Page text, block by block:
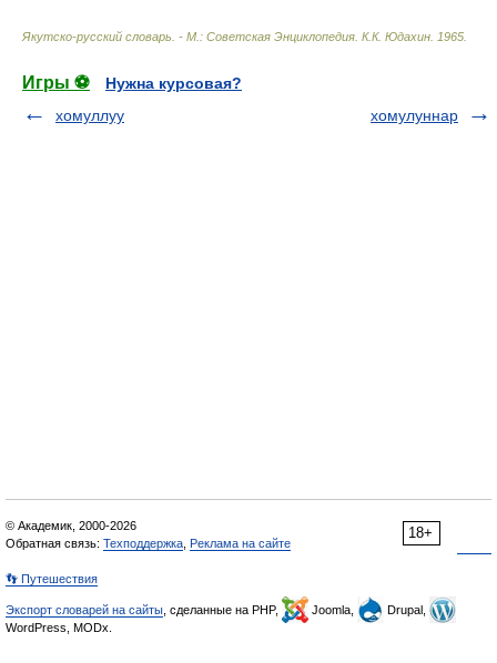
Якутско-русский словарь. - М.: Советская Энциклопедия К.К. Юдахин 1965
Игры ⚽
Нужна курсовая?
хомуллуу
хомулуннар
18+
© Академик, 2000-2026
Обратная связь: Техподдержка Реклама на сайте
👣 Путешествия
Экспорт словарей на сайты , сделанные на PHP, Joomla,
Drupal,
WordPress, MODx.